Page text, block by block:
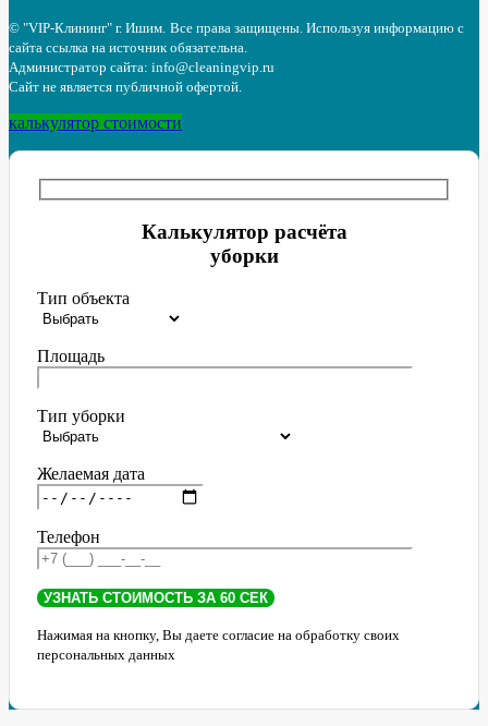
© "VIP-Клининг" г. Ишим. Все права защищены. Используя информацию с
сайта ссылка на источник обязательна.
Администратор сайта: info@cleaningvip.ru
Сайт не является публичной офертой.
калькулятор стоимости
Калькулятор расчёта
уборки
Тип объекта
Площадь
Тип уборки
Желаемая дата
Телефон
Нажимая на кнопку, Вы даете согласие на обработку своих
персональных данных